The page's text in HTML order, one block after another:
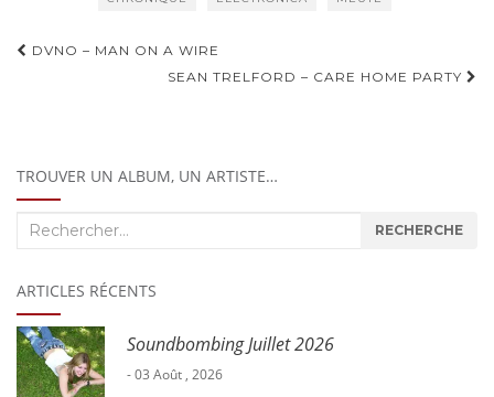
Navigation
DVNO – MAN ON A WIRE
SEAN TRELFORD – CARE HOME PARTY
TROUVER UN ALBUM, UN ARTISTE…
Recherche
RECHERCHE
ARTICLES RÉCENTS
Soundbombing Juillet 2026
- 03 Août , 2026